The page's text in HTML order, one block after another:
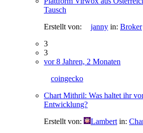
Tausch
Erstellt von:
janny in: Broker
3
3
vor 8 Jahren, 2 Monaten
coingecko
Chart Mithril: Was haltet ihr
Entwicklung?
Erstellt von:
Lambert in: